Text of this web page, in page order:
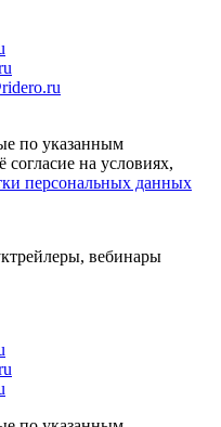
по указанным
на условиях,
персональных данных
вебинары